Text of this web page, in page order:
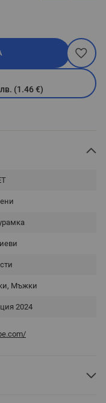
(1.46 €)
Мъжки
2024